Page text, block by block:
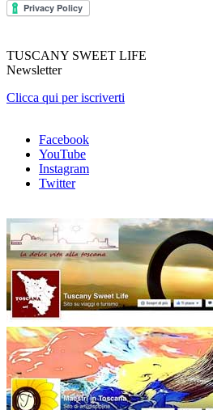
TUSCANY SWEET LIFE
Newsletter
Clicca qui per iscriverti
Facebook
YouTube
Instagram
Twitter